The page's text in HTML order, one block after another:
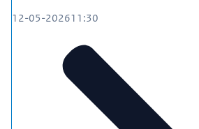
12-05-202611:30